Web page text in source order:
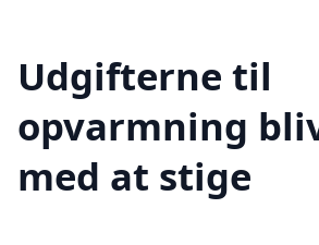
Udgifterne til
opvarmning
med at stige